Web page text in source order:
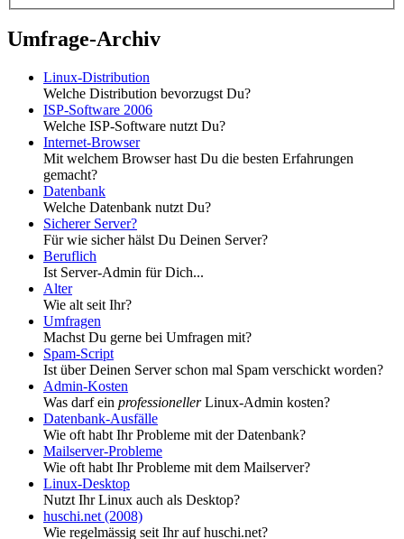
Umfrage-Archiv
Linux-Distribution
Welche Distribution bevorzugst Du?
ISP-Software 2006
Welche ISP-Software nutzt Du?
Internet-Browser
Mit welchem Browser hast Du die besten Erfahrungen
gemacht?
Datenbank
Welche Datenbank nutzt Du?
Sicherer Server?
Für wie sicher hälst Du Deinen Server?
Beruflich
Ist Server-Admin für Dich...
Alter
Wie alt seit Ihr?
Umfragen
Machst Du gerne bei Umfragen mit?
Spam-Script
Ist über Deinen Server schon mal Spam verschickt worden?
Admin-Kosten
Was darf ein professionellerLinux-Admin kosten?
Datenbank-Ausfälle
Wie oft habt Ihr Probleme mit der Datenbank?
Mailserver-Probleme
Wie oft habt Ihr Probleme mit dem Mailserver?
Linux-Desktop
Nutzt Ihr Linux auch als Desktop?
huschi.net (2008)
Wie regelmässig seit Ihr auf huschi.net?